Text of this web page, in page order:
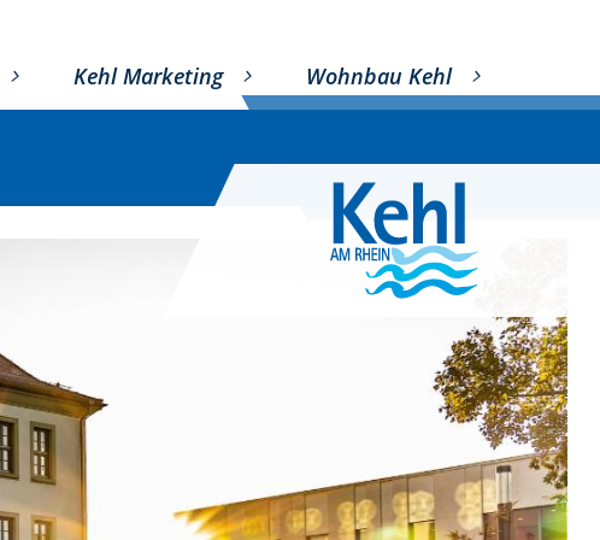
Kehl Marketing Wohnbau Kehl